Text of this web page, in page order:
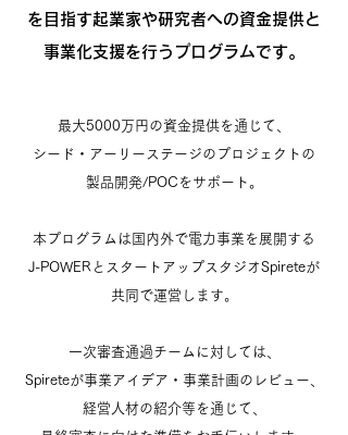
を目指す起業家や研究者への資金提供と
事業化支援を行う プログラムです。
最大5000万円の資金提供を通じて、
シード・アーリーステージのプロジェクトの
製品開発/POCをサポート。
本プログラムは国内外で電力事業を展開する
J-POWERとスタートアップスタジオSpireteが
共同で運営します。
一次審査通過チームに対しては、
Spireteが事業アイデア・事業計画のレビュー、
経営人材の紹介等を通じて、